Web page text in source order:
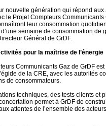
nouvelle génération qui répond aux
le Projet Compteurs Communicants
leur consommation
semaine de consommation de
Général de GrDF.
pour la maîtrise de l’énergie
Communicants Gaz de GrDF est
de la CRE, avec les autorités
de consommateurs.
techniques, des tests clients et
permet à GrDF de
attentes de l’ensemble des